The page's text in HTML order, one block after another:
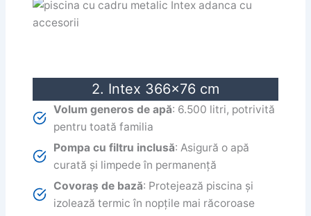
2. Intex 366×76 cm
Volum generos de apă: 6.500 litri, potrivită
pentru toată familia
Pompa cu filtru inclusă: Asigură o apă
curată și limpede în permanență
Covoraș de bază: Protejează piscina și
izolează termic în nopțile mai răcoroase